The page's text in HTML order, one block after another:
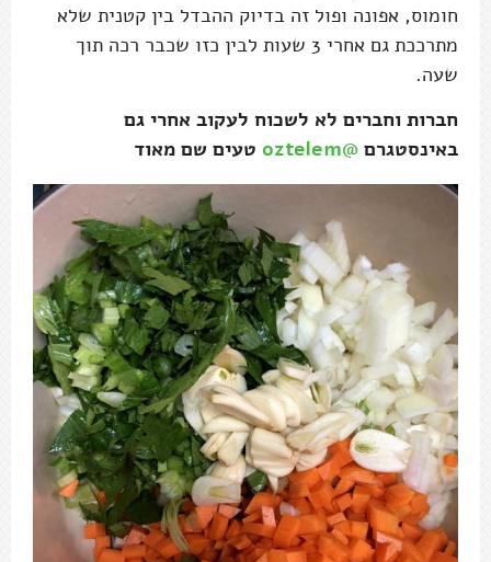
חומוס, אפונה ופול זה בדיוק ההבדל בין קטנית שלא
מתרככת גם אחרי 3 שעות לבין כזו שכבר רכה תוך
שעה.
חברות וחברים לא לשכוח לעקוב אחרי גם
באינסטגרם @oztelem טעים שם מאוד